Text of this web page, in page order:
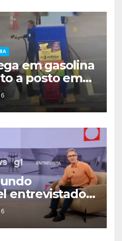
em gasolina
a posto em
entrevistado